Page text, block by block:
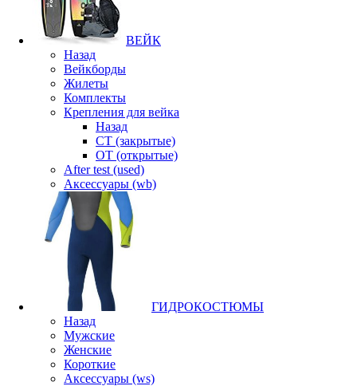
ВЕЙК
Назад
Вейкборды
Жилеты
Комплекты
Крепления для вейка
Назад
CT (закрытые)
OT (открытые)
After test (used)
Аксессуары (wb)
ГИДРОКОСТЮМЫ
Назад
Мужские
Женские
Короткие
Аксессуары (ws)